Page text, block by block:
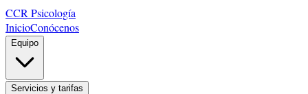
CCR Psicología
InicioConócenos
Equipo
Servicios y tarifas